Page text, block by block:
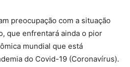
preocupação com a situação
que enfrentará ainda o pior
mundial que está
do Covid-19 (Coronavírus).